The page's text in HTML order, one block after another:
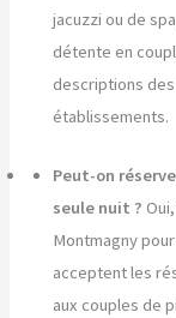
jacuzzi ou de
détente en
descriptions
établissements.
Peut-on
seule nuit ?
Montmagny
acceptent les
aux couples de